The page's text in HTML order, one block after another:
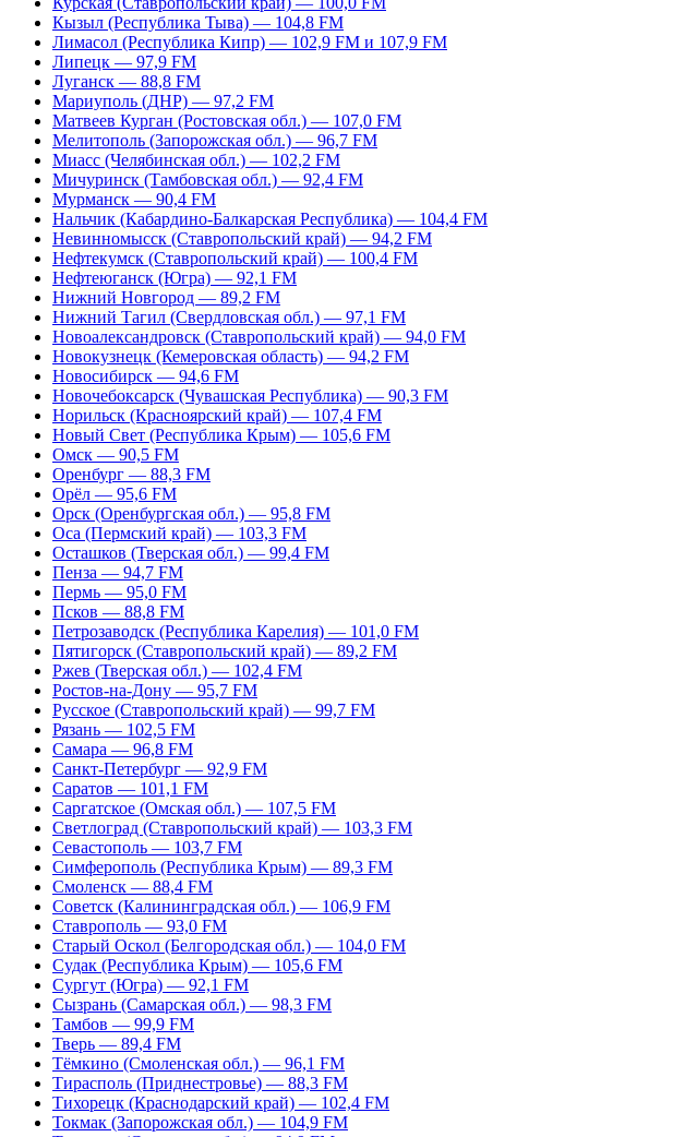
Кызыл (Республика Тыва) — 104,8 FM
Лимасол (Республика Кипр) — 102,9 FM и 107,9 FM
Липецк — 97,9 FM
Луганск — 88,8 FM
Мариуполь (ДНР) — 97,2 FM
Матвеев Курган (Ростовская обл.) — 107,0 FM
Мелитополь (Запорожская обл.) — 96,7 FM
Миасс (Челябинская обл.) — 102,2 FM
Мичуринск (Тамбовская обл.) — 92,4 FM
Мурманск — 90,4 FM
Нальчик (Кабардино-Балкарская Республика) — 104,4 FM
Невинномысск (Ставропольский край) — 94,2 FM
Нефтекумск (Ставропольский край) — 100,4 FM
Нефтеюганск (Югра) — 92,1 FM
Нижний Новгород — 89,2 FM
Нижний Тагил (Свердловская обл.) — 97,1 FM
Новоалександровск (Ставропольский край) — 94,0 FM
Новокузнецк (Кемеровская область) — 94,2 FM
Новосибирск — 94,6 FM
Новочебоксарск (Чувашская Республика) — 90,3 FM
Норильск (Красноярский край) — 107,4 FM
Новый Свет (Республика Крым) — 105,6 FM
Омск — 90,5 FM
Оренбург — 88,3 FM
Орёл — 95,6 FM
Орск (Оренбургская обл.) — 95,8 FM
Оса (Пермский край) — 103,3 FM
Осташков (Тверская обл.) — 99,4 FM
Пенза — 94,7 FM
Пермь — 95,0 FM
Псков — 88,8 FM
Петрозаводск (Республика Карелия) — 101,0 FM
Пятигорск (Ставропольский край) — 89,2 FM
Ржев (Тверская обл.) — 102,4 FM
Ростов-на-Дону — 95,7 FM
Русское (Ставропольский край) — 99,7 FM
Рязань — 102,5 FM
Самара — 96,8 FM
Санкт-Петербург — 92,9 FM
Саратов — 101,1 FM
Саргатское (Омская обл.) — 107,5 FM
Светлоград (Ставропольский край) — 103,3 FM
Севастополь — 103,7 FM
Симферополь (Республика Крым) — 89,3 FM
Смоленск — 88,4 FM
Советск (Калининградская обл.) — 106,9 FM
Ставрополь — 93,0 FM
Старый Оскол (Белгородская обл.) — 104,0 FM
Судак (Республика Крым) — 105,6 FM
Сургут (Югра) — 92,1 FM
Сызрань (Самарская обл.) — 98,3 FM
Тамбов — 99,9 FM
Тверь — 89,4 FM
Тёмкино (Смоленская обл.) — 96,1 FM
Тирасполь (Приднестровье) — 88,3 FM
Тихорецк (Краснодарский край) — 102,4 FM
Токмак (Запорожская обл.) — 104,9 FM